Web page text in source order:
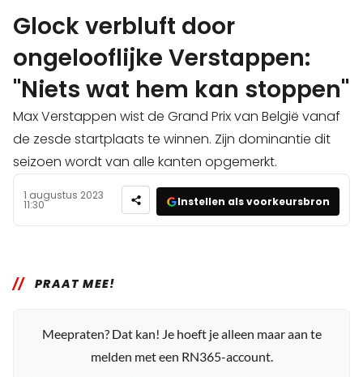
Glock verbluft door
ongelooflijke Verstappen:
"Niets wat hem kan stoppen"
Max Verstappen wist de Grand Prix van België vanaf
de zesde startplaats te winnen. Zijn dominantie dit
seizoen wordt van alle kanten opgemerkt.
1 augustus 2023
11:30 Instellen als voorkeursbron
PRAAT MEE!
Meepraten? Dat kan! Je hoeft je alleen maar aan te
melden met een RN365-account.